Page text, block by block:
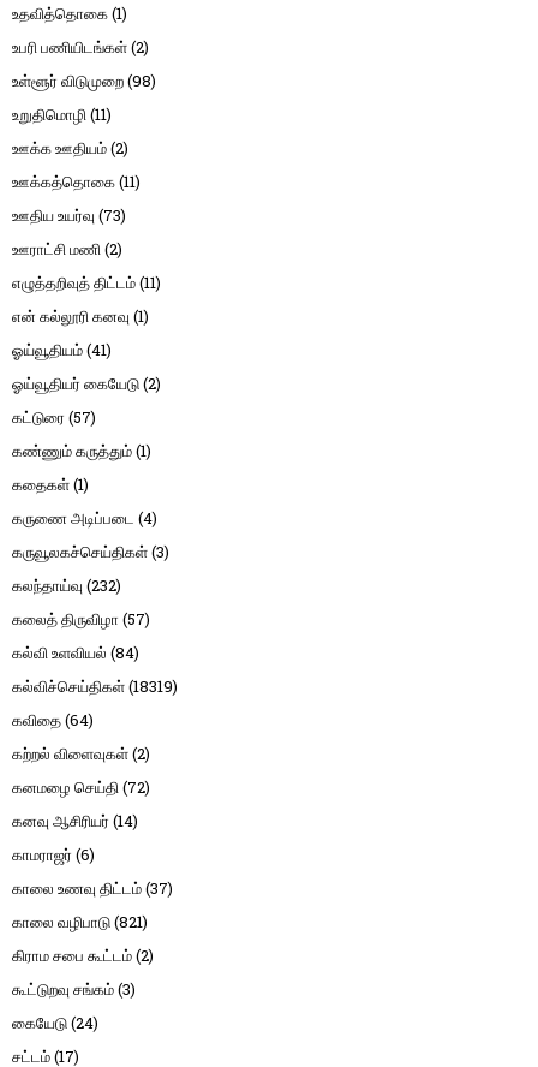
உதவித்தொகை(1)
உபரி பணியிடங்கள்(2)
உள்ளூர் விடுமுறை(98)
உறுதிமொழி(11)
ஊக்க ஊதியம்(2)
ஊக்கத்தொகை(11)
ஊதிய உயர்வு (73)
ஊராட்சி மணி(2)
எழுத்தறிவுத் திட்டம்(11)
என் கல்லூரி கனவு (1)
ஓய்வூதியம்(41)
ஓய்வூதியர் கையேடு(2)
கட்டுரை (57)
கண்ணும் கருத்தும்(1)
கதைகள்(1)
கருணை அடிப்படை (4)
கருவூலகச்செய்திகள்(3)
கலந்தாய்வு (232)
கலைத் திருவிழா (57)
கல்வி உளவியல் (84)
கல்விச்செய்திகள்(18319)
கவிதை(64)
கற்றல் விளைவுகள்(2)
கனமழை செய்தி(72)
கனவு ஆசிரியர் (14)
காமராஜர் (6)
காலை உணவு திட்டம்(37)
காலை வழிபாடு(821)
கிராம சபை கூட்டம்(2)
கூட்டுறவு சங்கம்(3)
கையேடு(24)
சட்டம்(17)